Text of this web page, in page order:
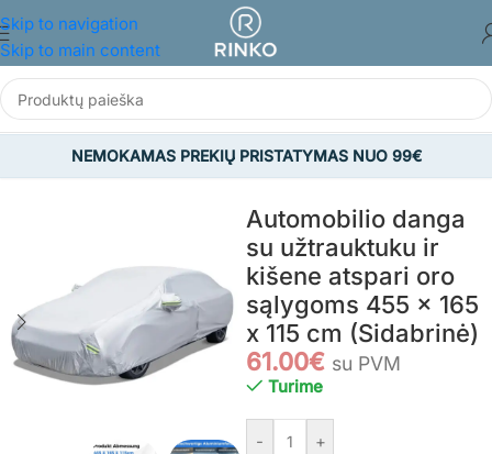
Skip to navigation
Skip to main content
NEMOKAMAS PREKIŲ PRISTATYMAS NUO 99€
NAMAMS IR BUIČIAI/Viskas automobiliams
Automobilio danga
su užtrauktuku ir
kišene atspari oro
sąlygoms 455 x 165
x 115 cm (Sidabrinė)
61.00€ su PVM
Turime
- +